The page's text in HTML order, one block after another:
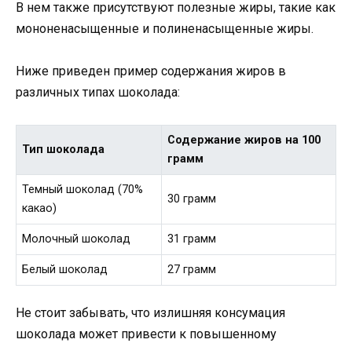
В нем также присутствуют полезные жиры, такие как
мононенасыщенные и полиненасыщенные жиры.
Ниже приведен пример содержания жиров в
различных типах шоколада:
Тип шоколада
Содержание жиров на 100
грамм
Темный шоколад (70%
какао)
30 грамм
Молочный шоколад 31 грамм
Белый шоколад 27 грамм
Не стоит забывать, что излишняя консумация
шоколада может привести к повышенному